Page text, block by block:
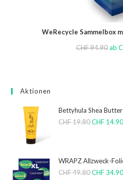
WeRecycle Sammelbox
CHF94.90 ab
Aktionen
Bettyhula Shea
CHF19.80 CHF 14.90
WRAPZ Allzweck-
CHF49.80 CHF34.90